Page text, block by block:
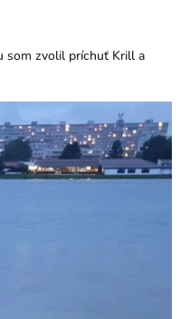
som zvolil príchuť Krill a